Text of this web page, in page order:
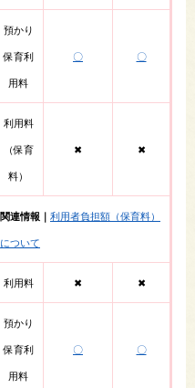
預かり
保育利
用料​
〇 〇
利用料
（保育
料）
✖ ✖
関連情報｜ 利用者負担額（保育料）
について
利用料 ✖ ✖
預かり
保育利
用料
〇 〇